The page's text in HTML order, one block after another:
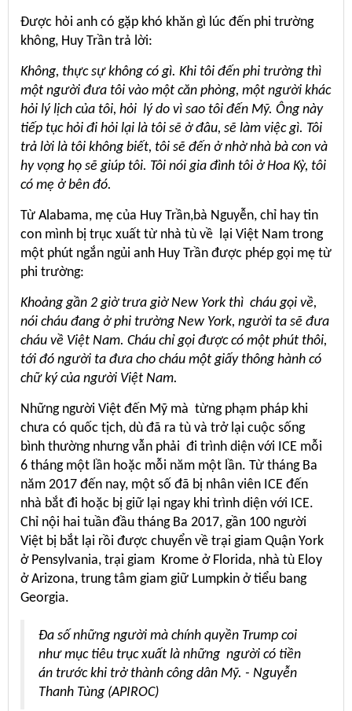
Được hỏi anh có gặp khó khăn gì lúc đến phi trường
không, Huy Trần trả lời:
Không, thực sự không có gì. Khi tôi đến phi trường thì
một người đưa tôi vào một căn phòng, một người khác
hỏi lý lịch của tôi, hỏi lý do vì sao tôi đến Mỹ. Ông này
tiếp tục hỏi đi hỏi lại là tôi sẽ ở đâu, sẽ làm việc gì. Tôi
trả lời là tôi không biết, tôi sẽ đến ở nhờ nhà bà con và
hy vọng họ sẽ giúp tôi. Tôi nói gia đình tôi ở Hoa Kỳ, tôi
có mẹ ở bên đó.
Từ Alabama, mẹ của Huy Trần,bà Nguyễn, chỉ hay tin
con mình bị trục xuất từ nhà tù về lại Việt Nam trong
một phút ngắn ngủi anh Huy Trần được phép gọi mẹ từ
phi trường:
Khoảng gần 2 giờ trưa giờ New York thì cháu gọi về,
nói cháu đang ở phi trường New York, người ta sẽ đưa
cháu về Việt Nam. Cháu chỉ gọi được có một phút thôi,
tới đó người ta đưa cho cháu một giấy thông hành có
chữ ký của người Việt Nam.
Những người Việt đến Mỹ mà từng phạm pháp khi
chưa có quốc tịch, dù đã ra tù và trở lại cuộc sống
bình thường nhưng vẫn phải đi trình diện với ICE mỗi
6 tháng một lần hoặc mỗi năm một lần. Từ tháng Ba
năm 2017 đến nay, một số đã bị nhân viên ICE đến
nhà bắt đi hoặc bị giữ lại ngay khi trình diện với ICE.
Chỉ nội hai tuần đầu tháng Ba 2017, gần 100 người
Việt bị bắt lại rồi được chuyển về trại giam Quận York
ở Pensylvania, trại giam Krome ở Florida, nhà tù Eloy
ở Arizona, trung tâm giam giữ Lumpkin ở tiểu bang
Georgia.
Đa số những người mà chính quyền Trump coi
như mục tiêu trục xuất là những người có tiền
án trước khi trở thành công dân Mỹ. - Nguyễn
Thanh Tùng (APIROC)